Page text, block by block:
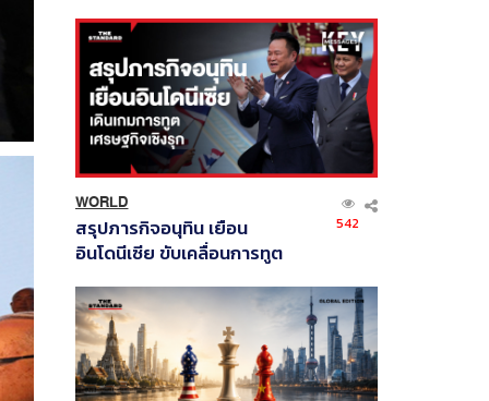
WORLD
สรุปภารกิจอนุทิน เยือน
อินโดนีเซีย ขับเคลื่อนการทูต
ส่วนยุทธศาสตร์ไทย –
อินโดนีเซีย
542